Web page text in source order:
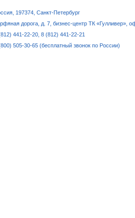
197374, Санкт-Петербург
дорога, д. 7, бизнес-центр ТК «Гулливер»,
441-22-20, 8 (812) 441-22-21
505-30-65 (бесплатный звонок по России)